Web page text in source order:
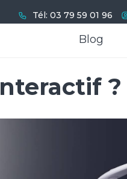
Tél: 03 79 59 01 96
Blog
Blog
?